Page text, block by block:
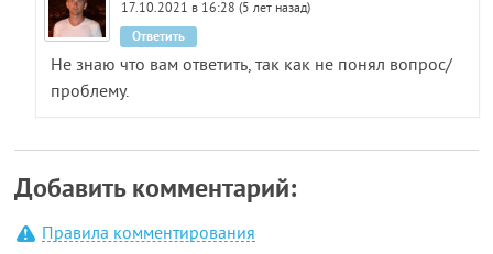
17.10.2021 в 16:28 (5 лет назад)
Не знаю что вам ответить, так как не понял вопрос/
проблему.
Ответить
Добавить комментарий:
Правила комментирования